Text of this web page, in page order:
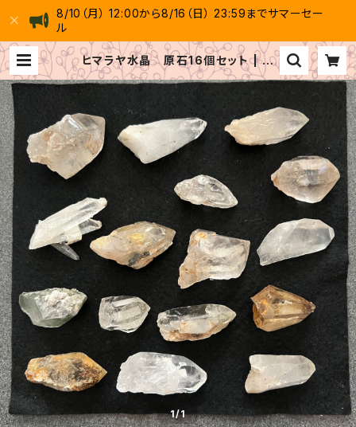
8/10（月） 12:00から8/16（日） 23:59までサマーセー
ル
ヒマラヤ水晶 原石16個セット | 天
然石 GAIA
1/1